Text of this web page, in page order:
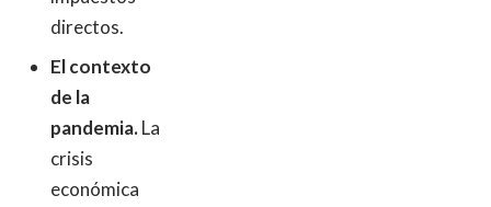
directos.
El contexto
de la
pandemia.La
crisis
económica